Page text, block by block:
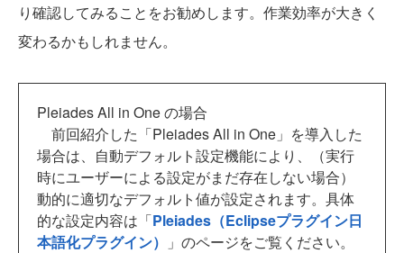
り確認してみることをお勧めします。作業効率が大きく
変わるかもしれません。
Pleiades All in One の場合
前回紹介した「Pleiades All in One」を導入した
場合は、自動デフォルト設定機能により、（実行
時にユーザーによる設定がまだ存在しない場合）
動的に適切なデフォルト値が設定されます。具体
的な設定内容は「Pleiades（Eclipseプラグイン日
本語化プラグイン）
」のページをご覧ください。